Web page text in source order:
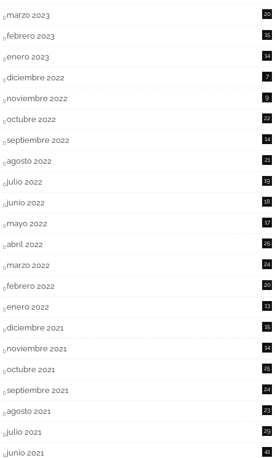
marzo 2023 20
febrero 2023 15
enero 2023 14
diciembre 2022 7
noviembre 2022 9
octubre 2022 22
septiembre 2022 14
agosto 2022 21
julio 2022 19
junio 2022 18
mayo 2022 17
abril 2022 25
marzo 2022 24
febrero 2022 20
enero 2022 13
diciembre 2021 15
noviembre 2021 14
octubre 2021 25
septiembre 2021 24
agosto 2021 23
julio 2021 29
junio 2021 41